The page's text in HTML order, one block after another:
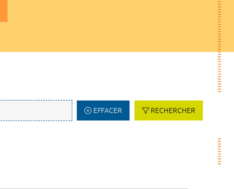
EFFACER RECHERCHER